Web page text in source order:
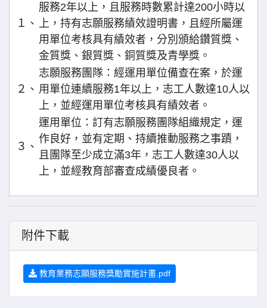
１、
服務2年以上，且服務時數累計達200小時以
上，持有志願服務績效證明書，且經所屬運
用單位考核具有績效者，分別頒給鑽質獎、
金質獎、銀質獎、銅質獎及青學獎。
２、
志願服務團隊：經運用單位備查在案，於運
用單位連續服務1年以上，志工人數達10人以
上，並經運用單位考核具有績效者。
３、
運用單位：訂有志願服務團隊組織規定，運
作良好，並有定期、持續推動服務之事蹟，
且團隊至少成立滿3年，志工人數達30人以
上，並經教育部審查成績優良者。
附件下載
教育業務志願服務獎勵實施計畫.pdf